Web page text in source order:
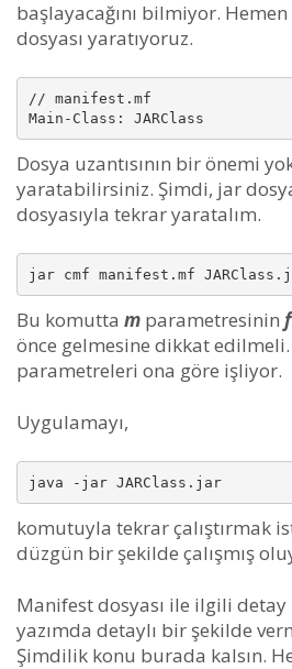
başlayacağını bilmiyor.
dosyası yaratıyoruz.
// manifest.mf
Main-Class: JARClass
Dosya uzantısının bir önemi
yaratabilirsiniz. Şimdi, jar
dosyasıyla tekrar yaratalım.
jar cmf manifest.mf
Bu komutta m parametresinin f
önce gelmesine dikkat
parametreleri ona göre işliyor.
Uygulamayı,
java -jar JARClass.jar
komutuyla tekrar çalıştırmak
düzgün bir şekilde çalışmış
Manifest dosyası ile ilgili
yazımda detaylı bir şekilde
Şimdilik konu burada kalsın.